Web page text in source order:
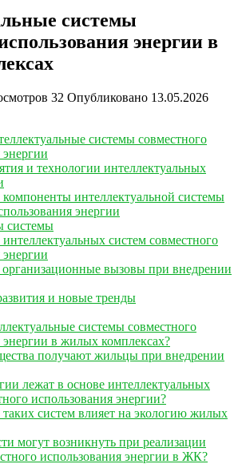
системы
энергии в
32 Опубликовано 13.05.2026
системы совместного
энергии
и технологии интеллектуальных
интеллектуальной системы
энергии
системы
систем совместного
энергии
вызовы при внедрении
и новые тренды
системы совместного
энергии в жилых комплексах?
получают жильцы при внедрении
лежат в основе интеллектуальных
использования энергии?
систем влияет на экологию жилых
могут возникнуть при реализации
использования энергии в ЖК?